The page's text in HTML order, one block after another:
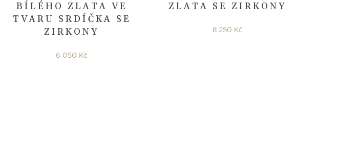
BÍLÉHO ZLATA VE
TVARU SRDÍČKA SE
ZIRKONY
6 050 Kč
ZLATA SE ZIRKONY
8 250 Kč